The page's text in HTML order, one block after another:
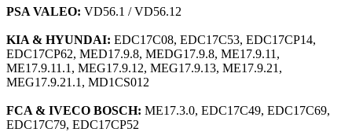
PSA VALEO: VD56.1 / VD56.12
KIA & HYUNDAI: EDC17C08, EDC17C53, EDC17CP14,
EDC17CP62, MED17.9.8, MEDG17.9.8, ME17.9.11,
ME17.9.11.1, MEG17.9.12, MEG17.9.13, ME17.9.21,
MEG17.9.21.1, MD1CS012
FCA & IVECO BOSCH: ME17.3.0, EDC17C49, EDC17C69,
EDC17C79, EDC17CP52